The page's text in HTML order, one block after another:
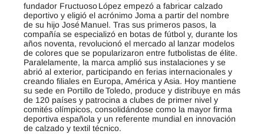
fundador Fructuoso López empezó a fabricar calzado
deportivo y eligió el acrónimo Joma a partir del nombre
de su hijo José Manuel. Tras sus primeros pasos, la
compañía se especializó en botas de fútbol y, durante los
años noventa, revolucionó el mercado al lanzar modelos
de colores que se popularizaron entre futbolistas de élite.
Paralelamente, la marca amplió sus instalaciones y se
abrió al exterior, participando en ferias internacionales y
creando filiales en Europa, América y Asia. Hoy mantiene
su sede en Portillo de Toledo, produce y distribuye en más
de 120 países y patrocina a clubes de primer nivel y
comités olímpicos, consolidándose como la mayor firma
deportiva española y un referente mundial en innovación
de calzado y textil técnico.